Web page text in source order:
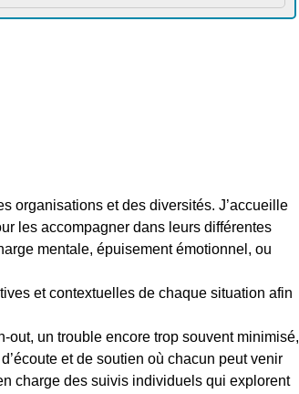
organisations et des diversités. J’accueille
les accompagner dans leurs différentes
mentale, épuisement émotionnel, ou
et contextuelles de chaque situation afin
out, un trouble encore trop souvent minimisé,
et de soutien où chacun peut venir
charge des suivis individuels qui explorent